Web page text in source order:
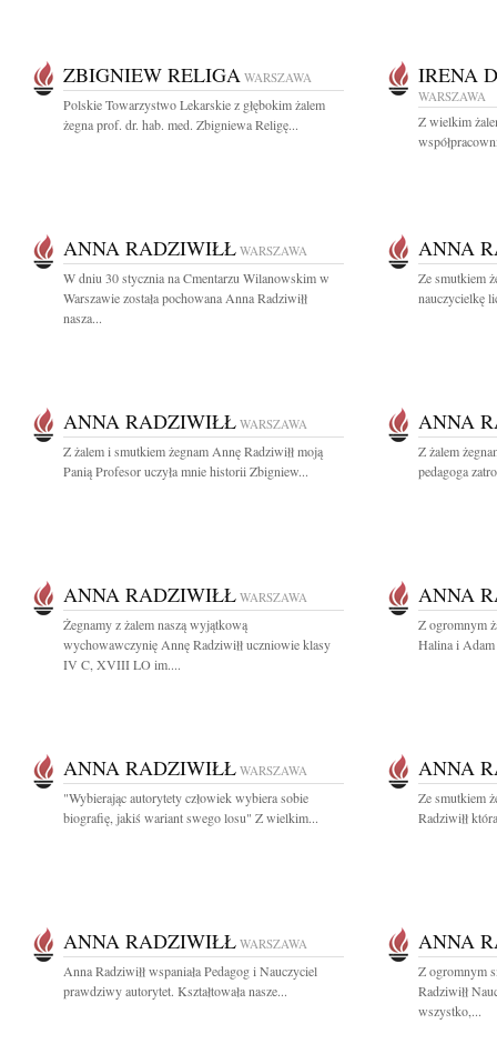
ZBIGNIEW RELIGA WARSZAWA
Polskie Towarzystwo Lekarskie z głębokim żalem
żegna prof. dr. hab. med. Zbigniewa Religę...
IRENA
WARSZAWA
Z wielkim
ANNA RADZIWIŁŁ WARSZAWA
W dniu 30 stycznia na Cmentarzu Wilanowskim w
Warszawie została pochowana Anna Radziwiłł
nasza...
ANNA
Ze smutkiem
nauczycielkę
ANNA RADZIWIŁŁ WARSZAWA
Z żalem i smutkiem żegnam Annę Radziwiłł moją
Panią Profesor uczyła mnie historii Zbigniew...
ANNA
Z żalem
pedagoga
ANNA RADZIWIŁŁ WARSZAWA
Żegnamy z żalem naszą wyjątkową
wychowawczynię Annę Radziwiłł uczniowie klasy
IV C, XVIII LO im....
ANNA
Z ogromnym
Halina i
ANNA RADZIWIŁŁ WARSZAWA
"Wybierając autorytety człowiek wybiera sobie
biografię, jakiś wariant swego losu" Z wielkim...
ANNA
Ze smutkiem
Radziwiłł
ANNA RADZIWIŁŁ WARSZAWA
Anna Radziwiłł wspaniała Pedagog i Nauczyciel
prawdziwy autorytet. Kształtowała nasze...
ANNA
Z ogromnym
Radziwiłł
wszystko,...